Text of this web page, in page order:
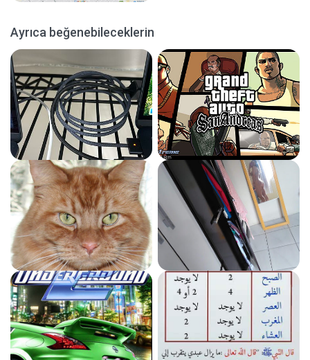
Ayrıca beğenebileceklerin